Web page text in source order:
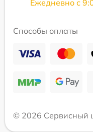
Ежедневно с
Способы оплаты
© 2026 Сервисный